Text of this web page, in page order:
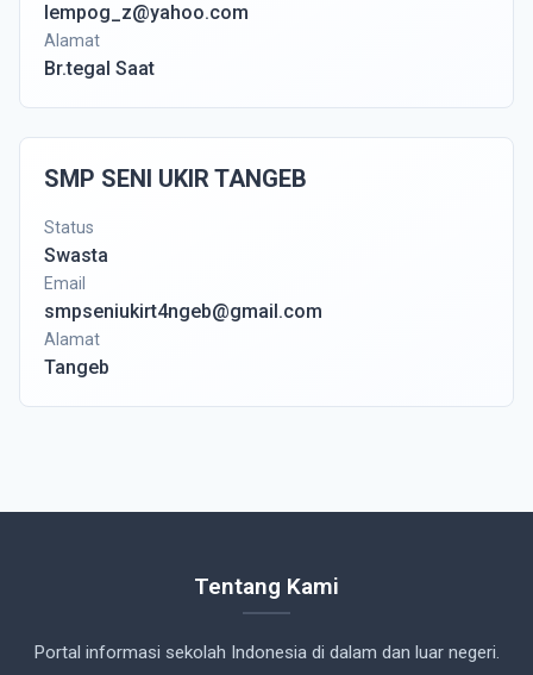
lempog_z@yahoo.com
Alamat
Br.tegal Saat
SMP SENI UKIR TANGEB
Status
Swasta
Email
smpseniukirt4ngeb@gmail.com
Alamat
Tangeb
Tentang Kami
Portal informasi sekolah Indonesia di dalam dan luar negeri.